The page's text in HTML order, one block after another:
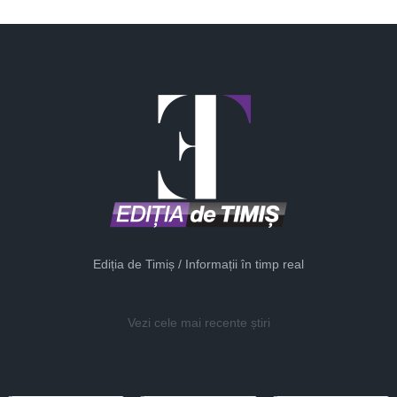
Ediția de Timiș / Informații în timp real
Vezi cele mai recente știri